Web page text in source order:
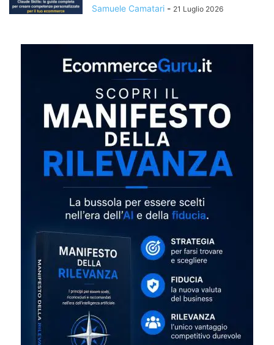
Samuele Camatari - 21 Luglio 2026